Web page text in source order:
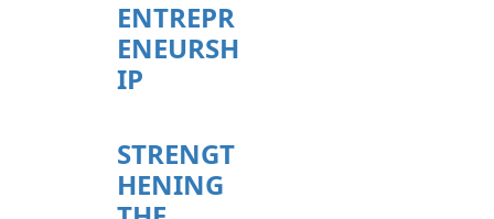
ENTREPR
ENEURSH
IP
STRENGT
HENING